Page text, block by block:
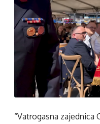
“Vatrogasna